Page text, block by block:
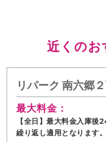
近くのお
リパーク 南六郷２
最大料金：
【全日】最大料金入庫後
繰り返し適用となります。